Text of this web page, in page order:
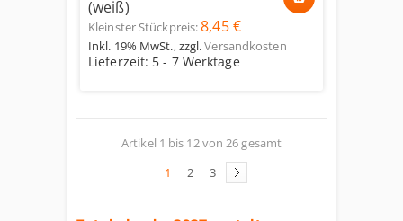
(weiß)
Kleinster Stückpreis:8,45 €
Inkl. 19% MwSt.,zzgl.Versandkosten
Lieferzeit: 5 - 7 Werktage
Artikel 1 bis 12 von 26 gesamt
1
2 3